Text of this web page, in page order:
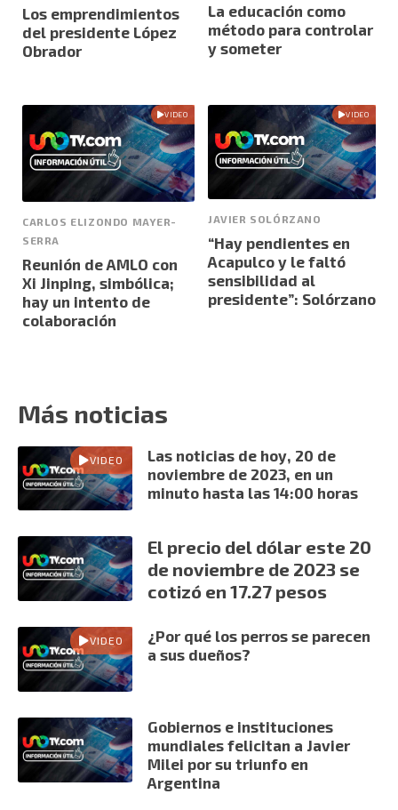
Los emprendimientos
del presidente López
Obrador
La educación como
método para controlar
y someter
VIDEO
CARLOS ELIZONDO MAYER-
SERRA
Reunión de AMLO con
Xi Jinping, simbólica;
hay un intento de
colaboración
VIDEO
JAVIER SOLÓRZANO
“Hay pendientes en
Acapulco y le faltó
sensibilidad al
presidente”: Solórzano
Más noticias
VIDEO
Las noticias de hoy, 20 de
noviembre de 2023, en un
minuto hasta las 14:00 horas
El precio del dólar este 20
de noviembre de 2023 se
cotizó en 17.27 pesos
VIDEO
¿Por qué los perros se parecen
a sus dueños?
Gobiernos e instituciones
mundiales felicitan a Javier
Milei por su triunfo en
Argentina